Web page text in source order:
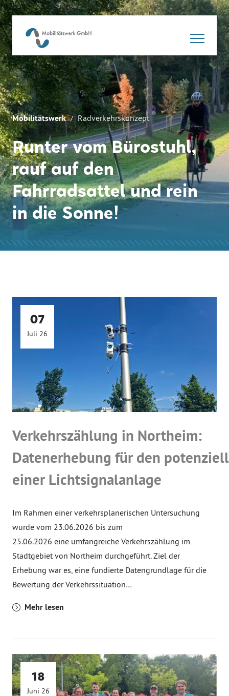
Mobilitätswerk Radverkehrskonzept
Runter vom Bürostuhl,
rauf auf den
Fahrradsattel und rein
in die Sonne!
07
Juli 26
Verkehrszählung in Northeim:
Datenerhebung für den
einer Lichtsignalanlage
Im Rahmen einer verkehrsplanerischen Untersuchung
wurde vom 23.06.2026 bis zum
25.06.2026 eine umfangreiche Verkehrszählung im
Stadtgebiet von Northeim durchgeführt. Ziel der
Erhebung war es, eine fundierte Datengrundlage für die
Bewertung der Verkehrssituation…
Mehr lesen
18
Juni 26